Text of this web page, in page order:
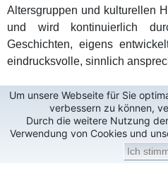
Altersgruppen und kulturellen
und wird kontinuierlich
Geschichten, eigens
eindrucksvolle, sinnlich
Um unsere Webseite für Sie
verbessern zu können,
Durch die weitere Nutzung
Verwendung von Cookies und
Ich